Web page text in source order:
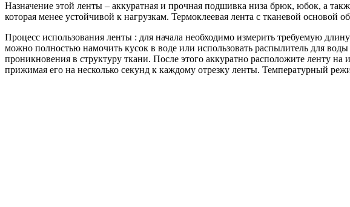
Назначение этой ленты – аккуратная и прочная подшивка низа брюк, юбок, а
которая менее устойчивой к нагрузкам. Термоклеевая лента с тканевой основой
Процесс использования ленты : для начала необходимо измерить требуемую
можно полностью намочить кусок в воде или использовать распылитель для
проникновения в структуру ткани. После этого аккуратно расположите ленту
прижимая его на несколько секунд к каждому отрезку ленты. Температурный